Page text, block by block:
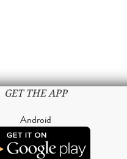
GET THE APP
Android